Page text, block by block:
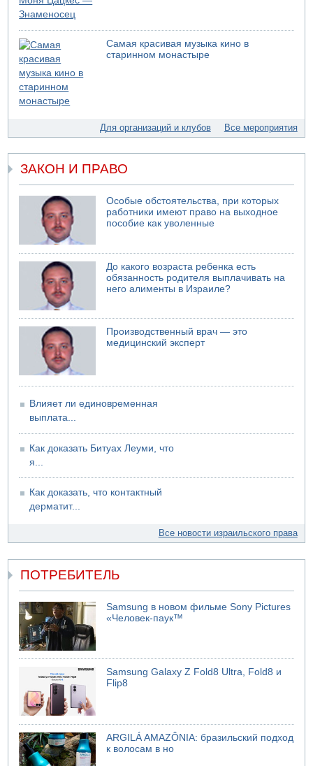
Моджтаба Хаменеи в плохом состоянии
Министр обороны ушел с заседания кабинета на
свадьбу
Саудовская Аравия опасается нападения хуситов и
иракских ополченцев
В Бат-Яме утонул мужчина
Стрельба в школе Таиланда
07.08.2026 06:47
Недалеко от Бейт-Шемеша погиб велосипедист
07.08.2026 06:24
Саудовская Аравия сообщает о нападении хуситов
06.08.2026 13:43
И еще иранские агенты
Самая красивая музыка кино в
старинном монастыре
Для организаций и клубов Все мероприятия
ЗАКОН И ПРАВО
Особые обстоятельства, при которых
работники имеют право на выходное
пособие как уволенные
До какого возраста ребенка есть
обязанность родителя выплачивать на
него алименты в Израиле?
Производственный врач — это
медицинский эксперт
Влияет ли единовременная
выплата...
Как доказать Битуах Леуми, что
я...
Как доказать, что контактный
дерматит...
Все новости израильского права
ПОТРЕБИТЕЛЬ
Samsung в новом фильме Sony Pictures
«Человек-паук™
Samsung Galaxy Z Fold8 Ultra, Fold8 и
Flip8
ARGILÁ AMAZÔNIA: бразильский подход
к волосам в но